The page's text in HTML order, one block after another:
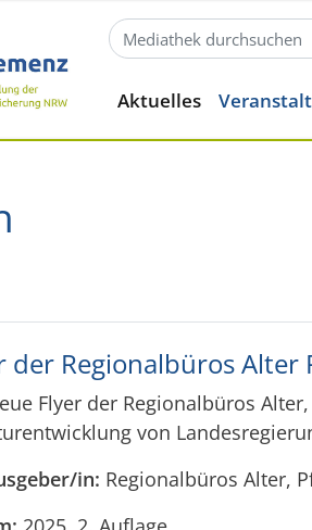
Aktuelles
der Regionalbüros Alter
Flyer der Regionalbüros
von
in: Regionalbüros Alter,